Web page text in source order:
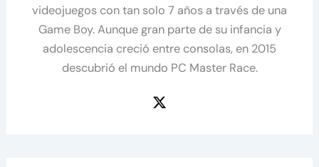
videojuegos con tan solo 7 años a través de una
Game Boy. Aunque gran parte de su infancia y
adolescencia creció entre consolas, en 2015
descubrió el mundo PC Master Race.